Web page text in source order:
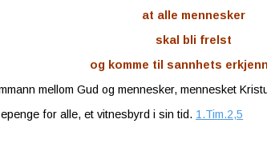
at alle mennesker
skal bli frelst
og komme til sannhets
mellom Gud og mennesker, mennesket
for alle, et vitnesbyrd i sin tid. 1.Tim.2,5